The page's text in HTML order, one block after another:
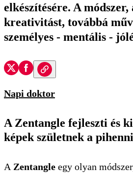
elkészítésére. A
kreativitást, továbbá
személyes - mentális -
Napi doktor
A Zentangle fejleszti és
képek születnek a
A Zentangle egy olyan